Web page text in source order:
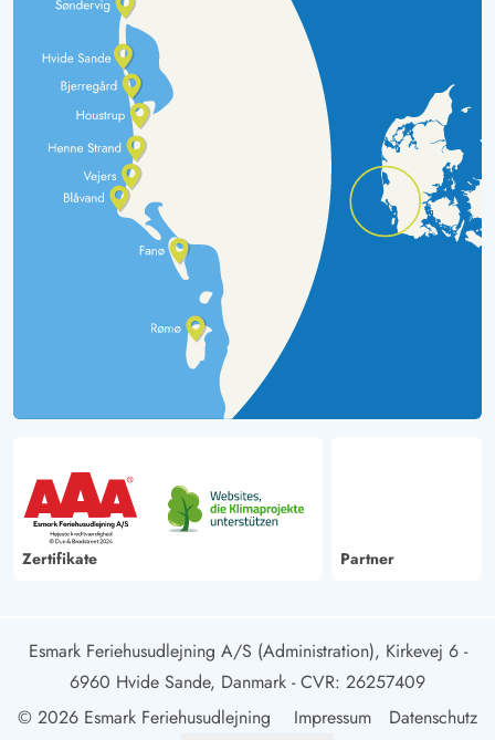
Zertifikate Partner
Esmark Feriehusudlejning A/S (Administration), Kirkevej 6 -
6960 Hvide Sande, Danmark - CVR: 26257409
© 2026 Esmark Feriehusudlejning
Impressum
Datenschutz